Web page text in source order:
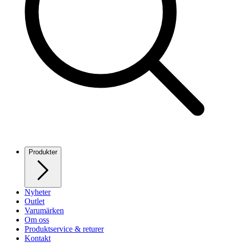
Produkter
Nyheter
Outlet
Varumärken
Om oss
Produktservice & returer
Kontakt